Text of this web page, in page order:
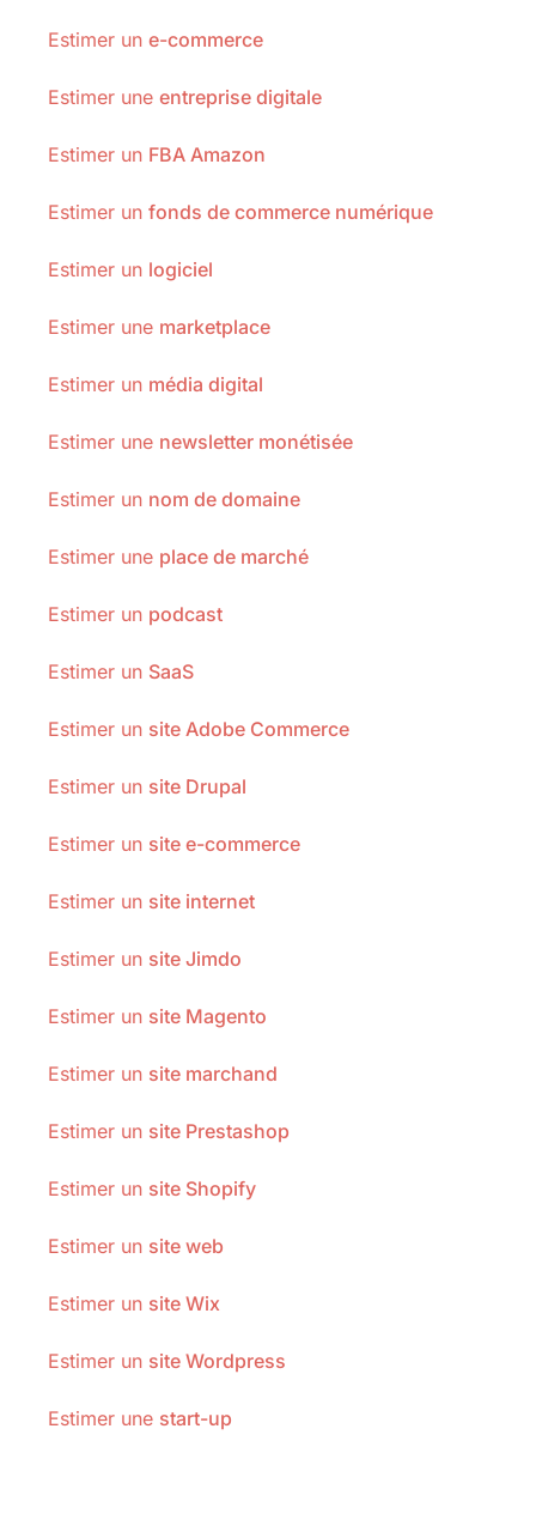
Estimer un e-commerce
Estimer une entreprise digitale
Estimer un FBA Amazon
Estimer un fonds de commerce numérique
Estimer un logiciel
Estimer une marketplace
Estimer un média digital
Estimer une newsletter monétisée
Estimer un nom de domaine
Estimer une place de marché
Estimer un podcast
Estimer un SaaS
Estimer un site Adobe Commerce
Estimer un site Drupal
Estimer un site e-commerce
Estimer un site internet
Estimer un site Jimdo
Estimer un site Magento
Estimer un site marchand
Estimer un site Prestashop
Estimer un site Shopify
Estimer un site web
Estimer un site Wix
Estimer un site Wordpress
Estimer une start-up